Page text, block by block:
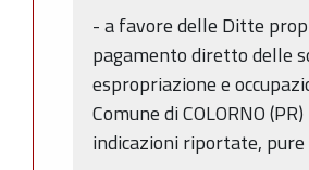
- a favore delle Ditte
pagamento diretto delle
espropriazione e
Comune di COLORNO
indicazioni riportate,